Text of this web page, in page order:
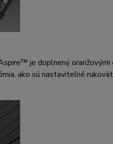
je doplnený
ako sú nastaviteľné